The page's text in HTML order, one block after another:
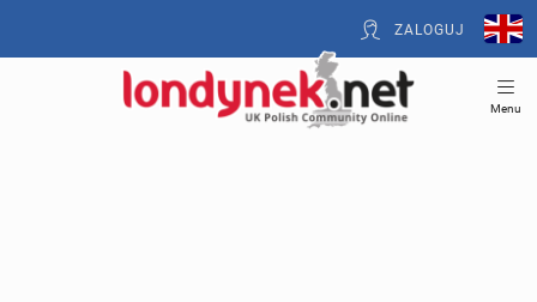
ZALOGUJ
Menu